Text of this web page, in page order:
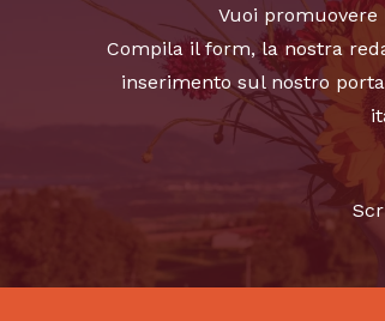
Vuoi promuovere
Compila il form, la nostra
inserimento sul nostro